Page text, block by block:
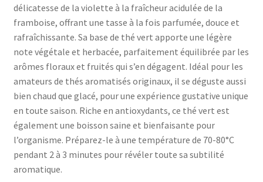
délicatesse de la violette à la fraîcheur acidulée de la
framboise, offrant une tasse à la fois parfumée, douce et
rafraîchissante. Sa base de thé vert apporte une légère
note végétale et herbacée, parfaitement équilibrée par les
arômes floraux et fruités qui s’en dégagent. Idéal pour les
amateurs de thés aromatisés originaux, il se déguste aussi
bien chaud que glacé, pour une expérience gustative unique
en toute saison. Riche en antioxydants, ce thé vert est
également une boisson saine et bienfaisante pour
l’organisme. Préparez-le à une température de 70-80°C
pendant 2 à 3 minutes pour révéler toute sa subtilité
aromatique.